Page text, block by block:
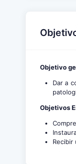
Objetivo
Dar a
Objetivos